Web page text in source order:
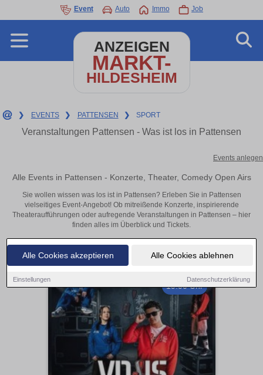
Alle Cookies akzeptieren Alle Cookies ablehnen
Einstellungen Datenschutzerklärung
Event Auto Immo Job
ANZEIGEN
MARKT-
HILDESHEIM
❯ EVENTS ❯ PATTENSEN ❯ SPORT
Veranstaltungen Pattensen - Was ist los in Pattensen
Events anlegen
Alle Events in Pattensen - Konzerte, Theater, Comedy Open Airs
Sie wollen wissen was los ist in Pattensen? Erleben Sie in Pattensen
vielseitiges Event-Angebot! Ob mitreißende Konzerte, inspirierende
Theateraufführungen oder aufregende Veranstaltungen in Pattensen – hier
finden alles im Überblick und Tickets.
19:00 Uhr